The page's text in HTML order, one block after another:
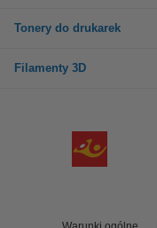
Tonery do drukarek
Filamenty 3D